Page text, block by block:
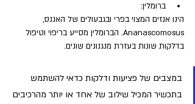
ברומלין:
הינו אנזים המצוי בפרי ובגבעולים של האננס,
Ananascomosus. הברומלין מסייע בריפוי וטיפול
בדלקות שונות בעזרת מנגנונים שונים.
במצבים של פציעות ודלקות כדאי להשתמש
בתכשיר המכיל שילוב של אחד או יותר מהרכיבים